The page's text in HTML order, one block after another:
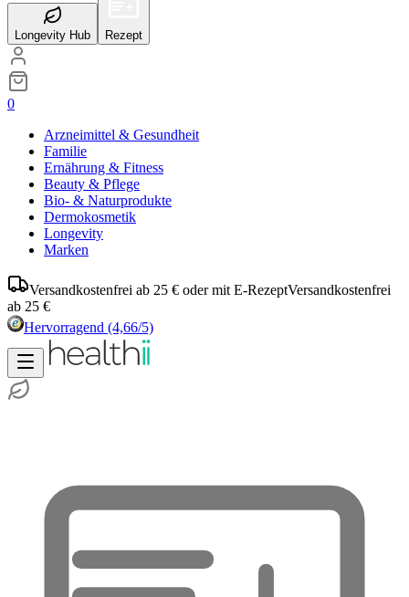
Longevity Hub Rezept
0
Arzneimittel & Gesundheit
Familie
Ernährung & Fitness
Beauty & Pflege
Bio- & Naturprodukte
Dermokosmetik
Longevity
Marken
Versandkostenfrei ab 25 € oder mit E-RezeptVersandkostenfrei
ab 25 €
Hervorragend (4,66/5)